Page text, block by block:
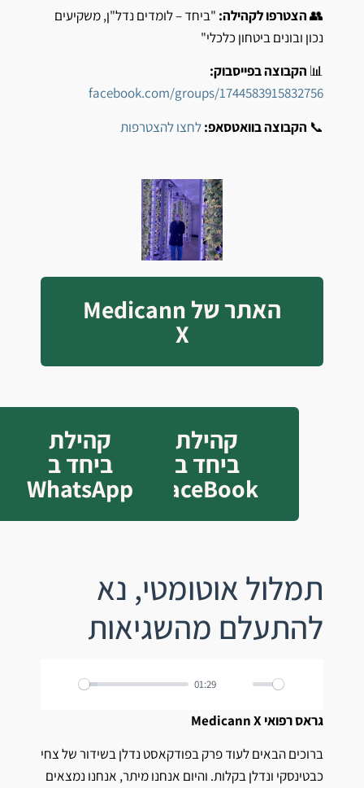
👥הצטרפו לקהילה: "ביחד – לומדים נדל"ן, משקיעים
נכון ובונים ביטחון כלכלי"
📊 הקבוצה בפייסבוק:
facebook.com/groups/1744583915832756
📞 הקבוצה בוואטסאפ:לחצו להצטרפות
האתר של Medicann
X
קהילת
ביחד ב
FaceBook
קהילת
ביחד ב
WhatsApp
תמלול אוטומטי, נא
להתעלם מהשגיאות
Pause
01:29
גראס רפואי Medicann X
ברוכים הבאים לעוד פרק בפודקאסט נדלן בשידור של צחי
כבטינסקי ונדלן בקלות. והיום אנחנו מיתר, אנחנו נמצאים